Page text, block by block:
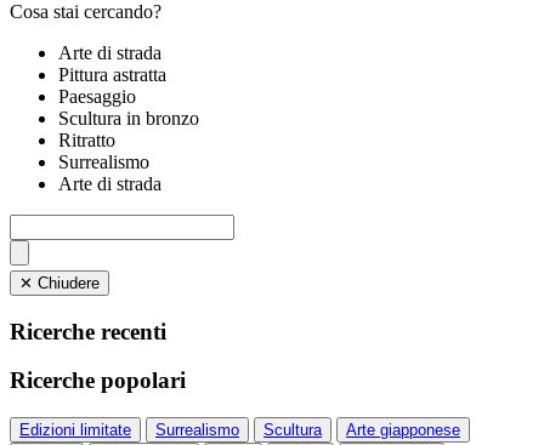
Cosa stai cercando?
Arte di strada
Pittura astratta
Paesaggio
Scultura in bronzo
Ritratto
Surrealismo
Arte di strada
✕ Chiudere
Ricerche recenti
Ricerche popolari
Edizioni limitate Surrealismo Scultura
Arte giapponese